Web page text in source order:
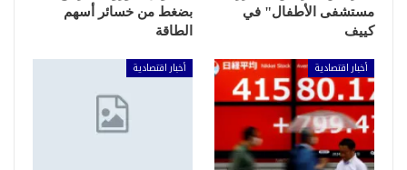
مستشفى الأطفال" في
كييف
بضغط من خسائر أسهم
الطاقة
أخبار اقتصادية أخبار اقتصادية